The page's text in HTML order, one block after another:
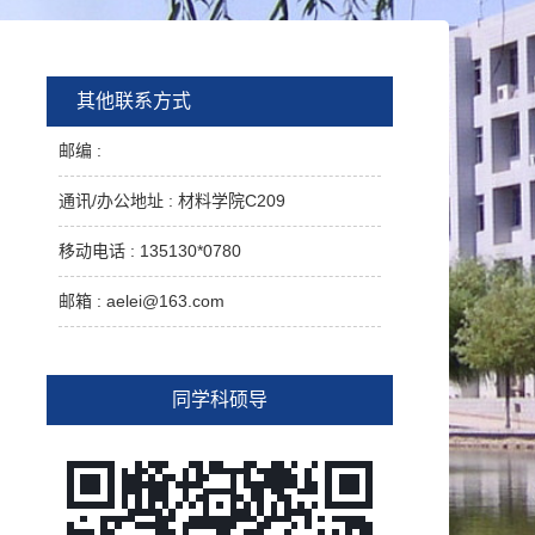
其他联系方式
邮编 :
通讯/办公地址 : 材料学院C209
移动电话 : 135130*0780
邮箱 : aelei@163.com
同学科硕导